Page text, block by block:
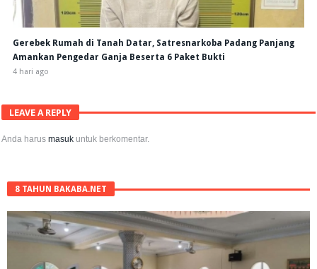
Gerebek Rumah di Tanah Datar, Satresnarkoba Padang Panjang
Amankan Pengedar Ganja Beserta 6 Paket Bukti
4 hari ago
LEAVE A REPLY
Anda harusmasuk untuk berkomentar.
8 TAHUN BAKABA.NET